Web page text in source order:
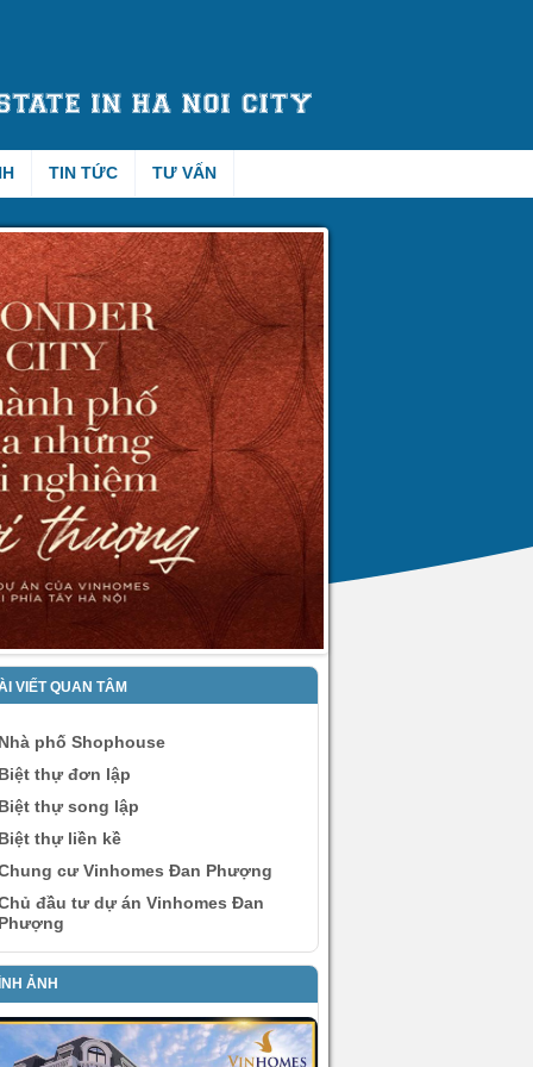
TIN TỨC TƯ VẤN
VIẾT QUAN TÂM
phố Shophouse
thự đơn lập
thự song lập
thự liền kề
cư Vinhomes Đan Phượng
đầu tư dự án Vinhomes Đan
ẢNH